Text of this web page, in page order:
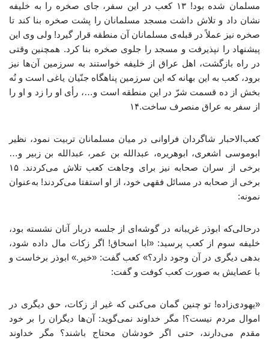
مسلمان شده بود! ۱۳ کعب در این سفر، جای صخره را به خلیفه
نشان داد و تلاش داشت مسجد مسلمانان را پشت صخره بنا کند تا
صخره نیز عملاً در قبله‌ی مسلمانان آن منطقه قرار گیرد! ولی وی این
پیشنهاد را نپذیرفت و مسجد را جلوی صخره بنا کرد. همچنین وقتی
در راه بازگشت، اهل عراق از خلیفه خواستند به سرزمین آن‌ها نیز
برود، کعب به این بهانه که این سرزمین پناهگاه جنّیان یاغی است و نُه
بخش از ده قسمت شرّ در این منطقه است و…، رأی او را زد و او را
از سفر به عراق منصرف ساخت.۱۴
کعب‌الاحبار شاگردان فراوانی در میان مسلمانان تربیت نمود، نظیر
ابوموسی اشعری، ابوهریره، عبدالله بن عمر، عبدالله بن زبیر و…
برخی از سران صحابه نیز برای وجاهت کعب تلاش می‌کردند. ۱۵
برخی از صحابه در مسائل فقهی خود، از او استفتا می‌کردند! به‌عنوان
نمونه:
درحالی‌که ابوذر غریبانه در گوشه‌ای از جلسه دربار آنان نشسته بود،
خلیفه سوم از کعب پرسید: «ابا اسحاق! اگر زکات مال داده شود،
بدهی دیگری در آن وجود دارد؟» کعب گفت: «خیر.» ابوذر برخاست و
با عصایش به صورت کعب کوفت و گفت:
«یهودی‌زاده! تو چنین گمان می‌کنی که غیر از زکات، حق دیگری در
اموال مردم نیست؟! مگر خداوند نمی‌گوید: آن‌ها دیگران را بر خود
مقدم می‌دارند، حتی اگر خودشان محتاج باشند؟ مگر خداوند